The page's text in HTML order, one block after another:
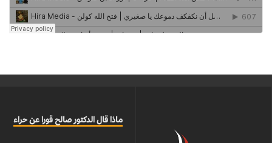
ماذا قال الدكتور صالح قورا عن حراء